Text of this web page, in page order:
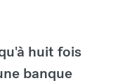
huit fois
banque